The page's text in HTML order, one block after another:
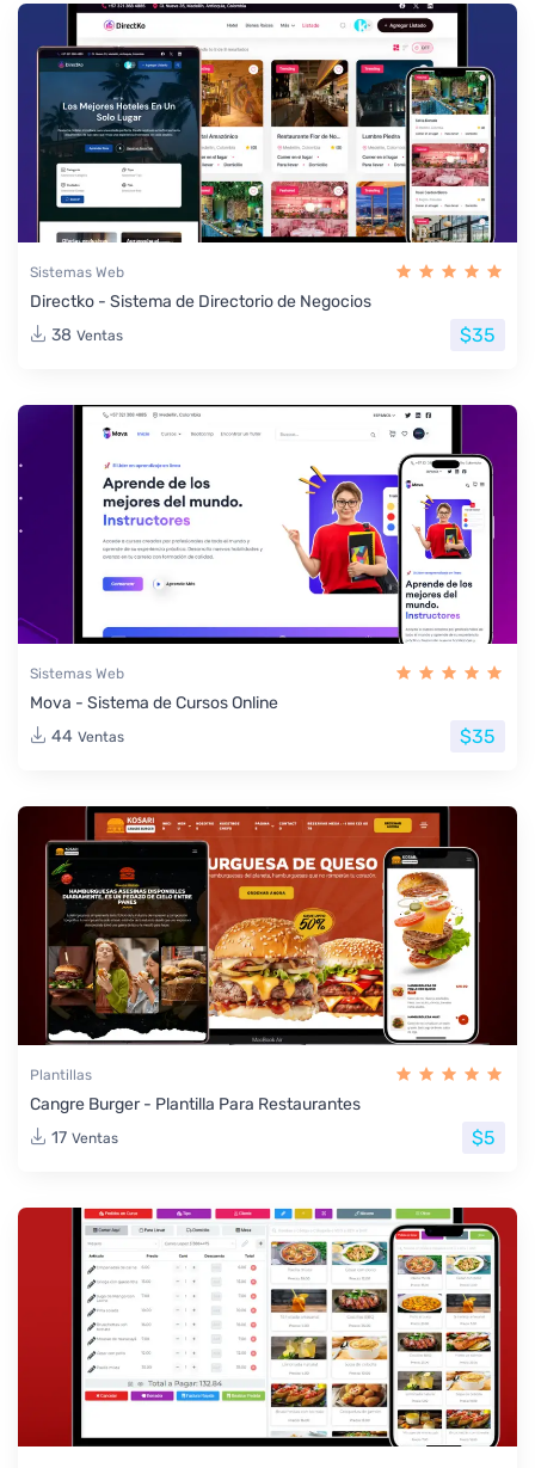
Sistemas Web
Directko - Sistema de Directorio de Negocios
38 Ventas $35
Sistemas Web
Mova - Sistema de Cursos Online
44 Ventas $35
Plantillas
Cangre Burger - Plantilla Para Restaurantes
17 Ventas $5